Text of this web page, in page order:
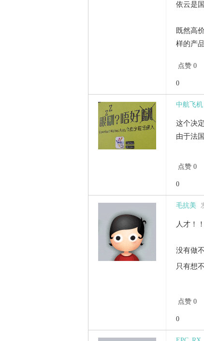
依云是
既然高
样的产
点赞 0
0
中航飞机
这个决
由于法
点赞 0
0
毛抗美
人才！
没有做
只有想
点赞 0
0